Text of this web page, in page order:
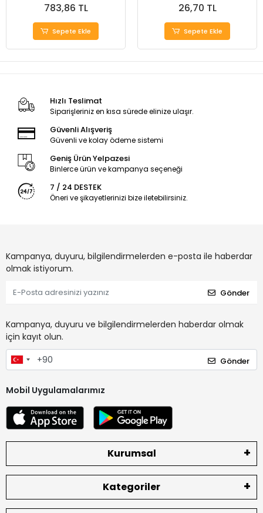
783,86 TL
Sepete Ekle
26,70 TL
Sepete Ekle
Hızlı Teslimat
Siparişleriniz en kısa sürede elinize ulaşır.
Güvenli Alışveriş
Güvenli ve kolay ödeme sistemi
Geniş Ürün Yelpazesi
Binlerce ürün ve kampanya seçeneği
7 / 24 DESTEK
Öneri ve şikayetlerinizi bize iletebilirsiniz.
Kampanya, duyuru, bilgilendirmelerden e-posta ile haberdar
olmak istiyorum.
Gönder
Kampanya, duyuru ve bilgilendirmelerden haberdar olmak
için kayıt olun.
Gönder
Mobil Uygulamalarımız
Kurumsal
Kategoriler